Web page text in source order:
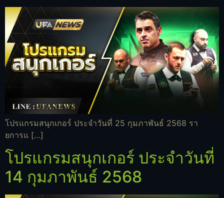
โปรแกรมสนุกเกอร์ ประจำวันที่ 25 กุมภาพันธ์ 2568 รา
ยการแ […]
โปรแกรมสนุกเกอร์ ประจำวันที่
14 กุมภาพันธ์ 2568